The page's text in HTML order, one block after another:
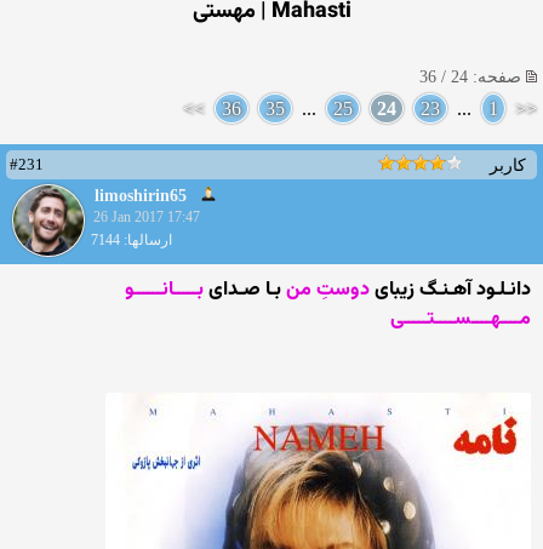
Mahasti | مهستی
صفحه: 24 / 36
<<
1
...
23
24
25
...
35
36
>>
کاربر
#231
limoshirin65
26 Jan 2017 17:47
ارسالها: 7144
دانـلـود آهـنـگ زیبایدوستِ منبـا صـدایبـــــانــــــو
مــــهــــســــتـــــی